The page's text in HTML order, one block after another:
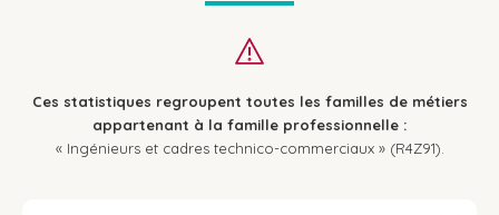
Ces statistiques regroupent toutes les familles de métiers
appartenant à la famille professionnelle :
« Ingénieurs et cadres technico-commerciaux » (R4Z91).